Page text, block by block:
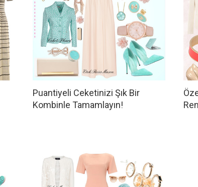
Puantiyeli Ceketinizi Şık Bir
Kombinle Tamamlayın!